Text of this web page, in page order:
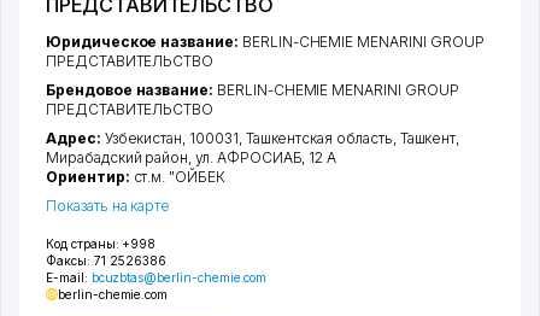
ПРЕДСТАВИТЕЛЬСТВО
Код страны: +998
Факсы: 71 2526386
E-mail: bcuzbtas@berlin-chemie.com
berlin-chemie.com
Юридическое название: BERLIN-CHEMIE MENARINI GROUP
ПРЕДСТАВИТЕЛЬСТВО
Брендовое название: BERLIN-CHEMIE MENARINI GROUP
ПРЕДСТАВИТЕЛЬСТВО
Адрес: Узбекистан, 100031, Ташкентская область, Ташкент,
Мирабадский район,ул. АФРОСИАБ, 12 А
Ориентир: ст.м. "ОЙБЕК
Показать на карте